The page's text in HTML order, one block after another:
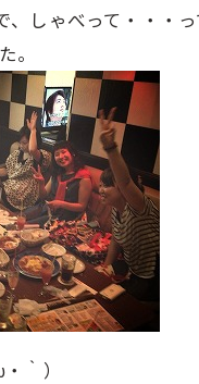
、しゃべって・・・
。
｀）